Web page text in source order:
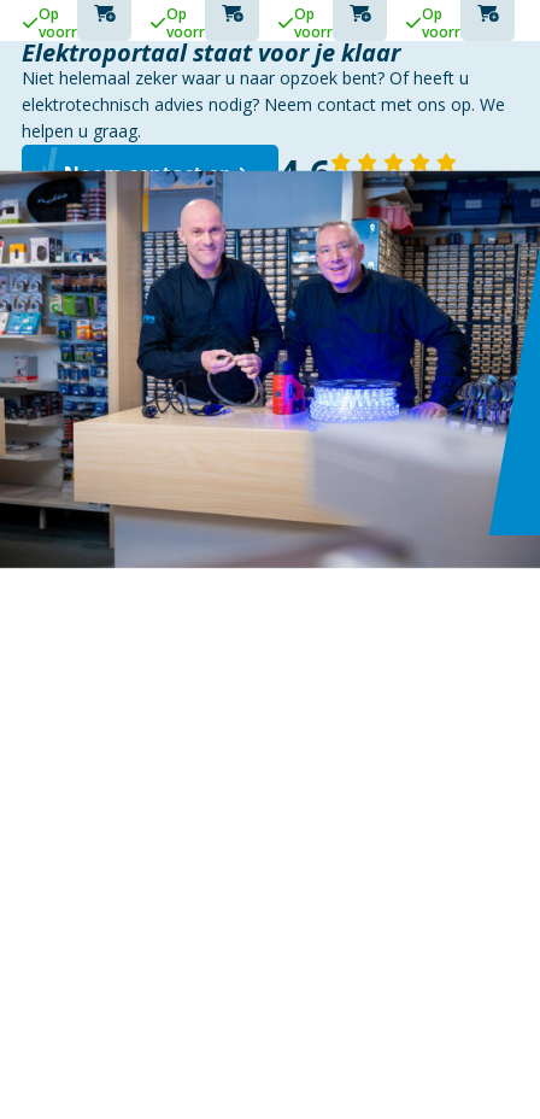
Op
voorraad
Op
voorraad
Op
voorraad
Op
voorraad
Elektroportaal staat voor je klaar
Niet helemaal zeker waar u naar opzoek bent? Of heeft u
elektrotechnisch advies nodig? Neem contact met ons op. We
helpen u graag.
Neem contact op 4,6 143 reviews